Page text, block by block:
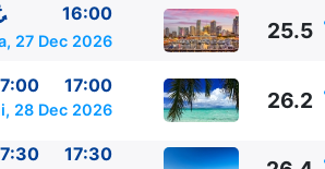
16:00
27 Dec 2026 25.5
17:00
28 Dec 2026 26.2
17:30